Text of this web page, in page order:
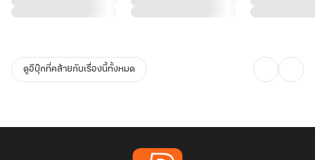
ดูอีบุ๊กที่คล้ายกับเรื่องนี้ทั้งหมด